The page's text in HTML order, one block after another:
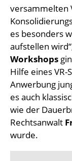
versammelten
es besonders
aufstellen
Workshops
Hilfe eines
Anwerbung
es auch
wie der
Rechtsanwalt
wurde.